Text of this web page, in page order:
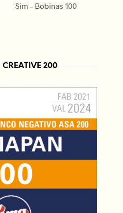
Sim – Bobinas 100
200